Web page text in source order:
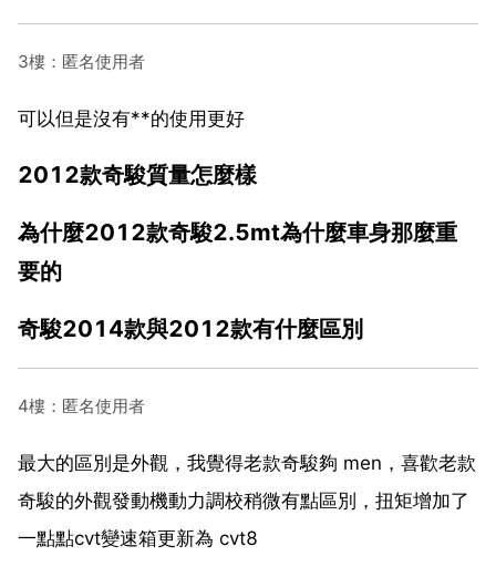
3樓：匿名使用者
可以但是沒有**的使用更好
2012款奇駿質量怎麼樣
為什麼2012款奇駿2.5mt為什麼車身那麼重
要的
奇駿2014款與2012款有什麼區別
4樓：匿名使用者
最大的區別是外觀，我覺得老款奇駿夠 men，喜歡老款
奇駿的外觀發動機動力調校稍微有點區別，扭矩增加了
一點點cvt變速箱更新為 cvt8